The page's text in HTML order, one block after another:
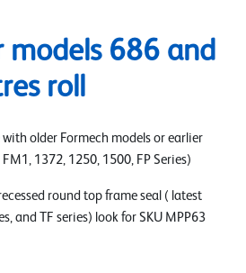
models 686 and
roll
older Formech models or earlier
1372, 1250, 1500, FP Series)
round top frame seal ( latest
and TF series) look for SKU MPP63